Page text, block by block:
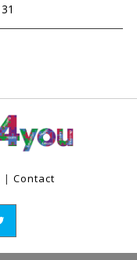
31
| Contact